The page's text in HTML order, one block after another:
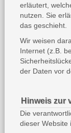
erläutert,
nutzen. Sie
das geschieht.
Wir weisen
Internet (z.B.
der Daten vor
Hinweis zur
Die
dieser Website